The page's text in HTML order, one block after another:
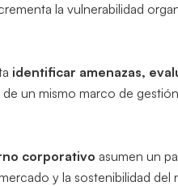
la vulnerabilidad
identificar amenazas,
un mismo marco de
corporativo asumen un
y la sostenibilidad del